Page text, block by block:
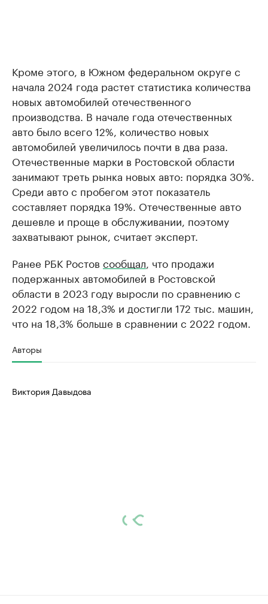
Кроме этого, в Южном федеральном округе с
начала 2024 года растет статистика количества
новых автомобилей отечественного
производства. В начале года отечественных
авто было всего 12%, количество новых
автомобилей увеличилось почти в два раза.
Отечественные марки в Ростовской области
занимают треть рынка новых авто: порядка 30%.
Среди авто с пробегом этот показатель
составляет порядка 19%. Отечественные авто
дешевле и проще в обслуживании, поэтому
захватывают рынок, считает эксперт.
Ранее РБК Ростов сообщал , что продажи
подержанных автомобилей в Ростовской
области в 2023 году выросли по сравнению с
2022 годом на 18,3% и достигли 172 тыс. машин,
что на 18,3% больше в сравнении с 2022 годом.
Авторы
Виктория Давыдова